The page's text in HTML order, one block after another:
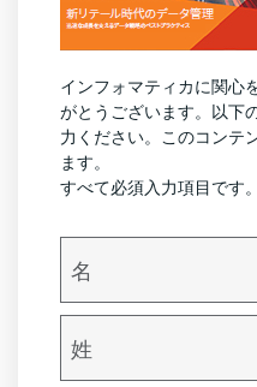
インフォマティカに関心
がとうございます。以下
力ください。このコンテ
ます。
すべて必須入力項目です。